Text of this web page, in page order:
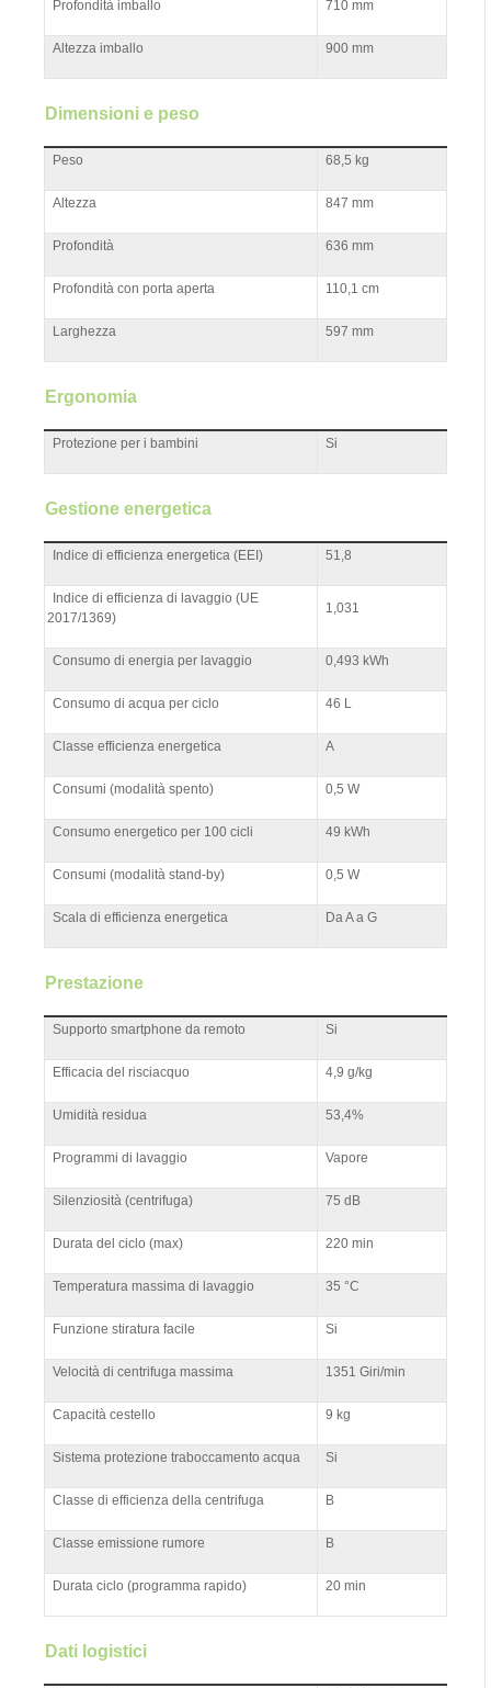
Profondità imballo 710 mm
Altezza imballo 900 mm
Dimensioni e peso
Peso 68,5 kg
Altezza 847 mm
Profondità 636 mm
Profondità con porta aperta 110,1 cm
Larghezza 597 mm
Ergonomia
Protezione per i bambini Si
Gestione energetica
Indice di efficienza energetica (EEI) 51,8
Indice di efficienza di lavaggio (UE
2017/1369)
1,031
Consumo di energia per lavaggio 0,493 kWh
Consumo di acqua per ciclo 46 L
Classe efficienza energetica A
Consumi (modalità spento) 0,5 W
Consumo energetico per 100 cicli 49 kWh
Consumi (modalità stand-by) 0,5 W
Scala di efficienza energetica Da A a G
Prestazione
Supporto smartphone da remoto Si
Efficacia del risciacquo 4,9 g/kg
Umidità residua 53,4%
Programmi di lavaggio Vapore
Silenziosità (centrifuga) 75 dB
Durata del ciclo (max) 220 min
Temperatura massima di lavaggio 35 °C
Funzione stiratura facile Si
Velocità di centrifuga massima 1351 Giri/min
Capacità cestello 9 kg
Sistema protezione traboccamento acqua Si
Classe di efficienza della centrifuga B
Classe emissione rumore B
Durata ciclo (programma rapido) 20 min
Dati logistici